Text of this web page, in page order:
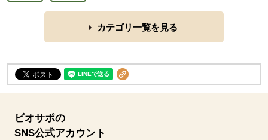
カテゴリ一覧を見る
ビオサポの
SNS公式アカウント